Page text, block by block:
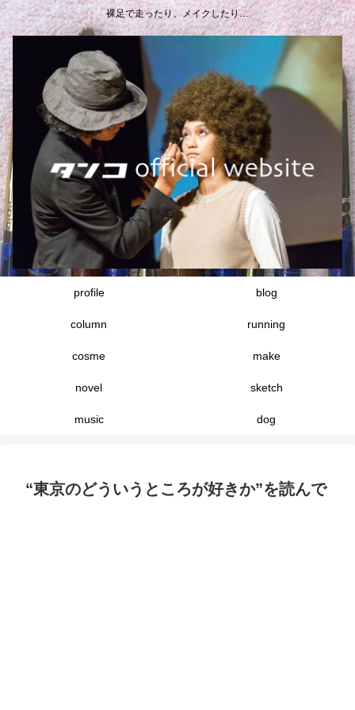
裸足で走ったり、メイクしたり…
profile blog
column running
cosme make
novel sketch
music dog
“東京のどういうところが好きか”を読んで